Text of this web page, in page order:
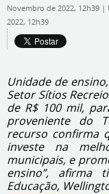
Novembro de 2022, 12h39 |
2022, 12h39
Unidade de
Setor Sítios
de R$ 100 mil,
proveniente do
recurso confirma
investe na
municipais, e
ensino”, afirma
Educação,